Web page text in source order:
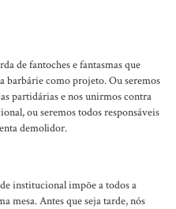
de fantoches e fantasmas que
barbárie como projeto. Ou seremos
partidárias e nos unirmos contra
ou seremos todos responsáveis
demolidor.
institucional impõe a todos a
mesa. Antes que seja tarde, nós